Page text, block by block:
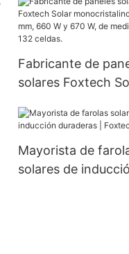
precio mayorista, 4
kW, 48 V, 120/240
uso fuera de la red.
Fabricante de
solares Foxtech
mm, 660 W y 670
Mayorista de
solares de